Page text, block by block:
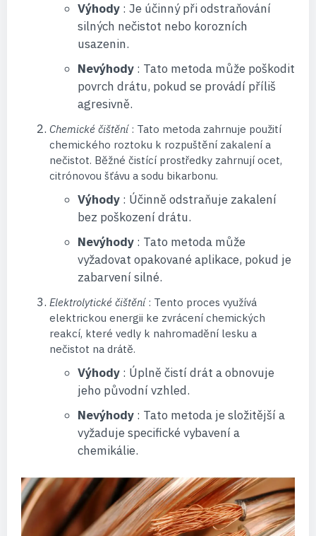
Výhody : Je účinný při odstraňování
silných nečistot nebo korozních
usazenin.
Nevýhody : Tato metoda může poškodit
povrch drátu, pokud se provádí příliš
agresivně.
Chemické čištění: Tato metoda zahrnuje použití
chemického roztoku k rozpuštění zakalení a
nečistot. Běžné čistící prostředky zahrnují ocet,
citrónovou šťávu a sodu bikarbonu.
Výhody : Účinně odstraňuje zakalení
bez poškození drátu.
Nevýhody : Tato metoda může
vyžadovat opakované aplikace, pokud je
zabarvení silné.
Elektrolytické čištění: Tento proces využívá
elektrickou energii ke zvrácení chemických
reakcí, které vedly k nahromadění lesku a
nečistot na drátě.
Výhody : Úplně čistí drát a obnovuje
jeho původní vzhled.
Nevýhody : Tato metoda je složitější a
vyžaduje specifické vybavení a
chemikálie.